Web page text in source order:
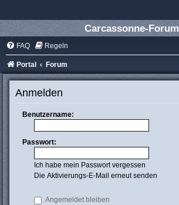
Carcassonne-Forum
FAQ Regeln
Portal Forum
Anmelden
Benutzername:
Passwort:
Ich habe mein Passwort vergessen
Die Aktivierungs-E-Mail erneut senden
Angemeldet bleiben